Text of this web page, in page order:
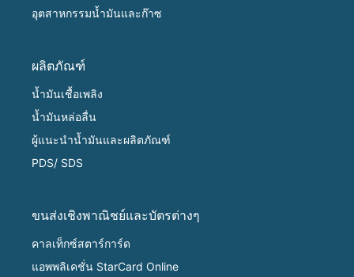
อุตสาหกรรมน้ำมันและก๊าซ
ผลิตภัณฑ์
น้ำมันเชื้อเพลิง
น้ำมันหล่อลื่น
ผู้แนะนำน้ำมันและผลิตภัณฑ์
PDS/ SDS
ขนส่งเชิงพาณิชย์และบัตรต่างๆ
คาลเท็กซ์สตาร์การ์ด
แอพพลิเคชั่น StarCard Online